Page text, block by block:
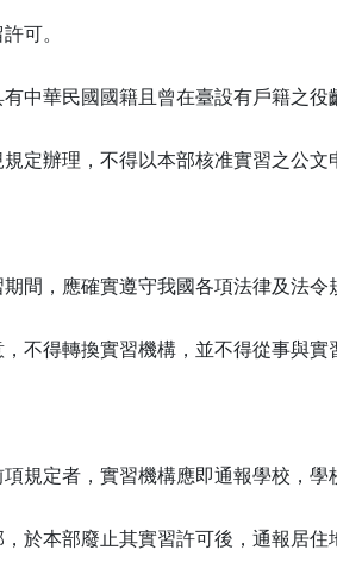
可。
中華民國國籍且曾在臺設有戶籍之役
辦理，不得以本部核准實習之公文
間，應確實遵守我國各項法律及法令
得轉換實習機構，並不得從事與實
規定者，實習機構應即通報學校，學
本部廢止其實習許可後，通報居住